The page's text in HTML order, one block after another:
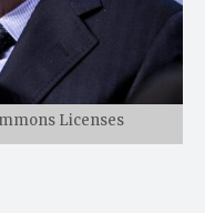
Licenses